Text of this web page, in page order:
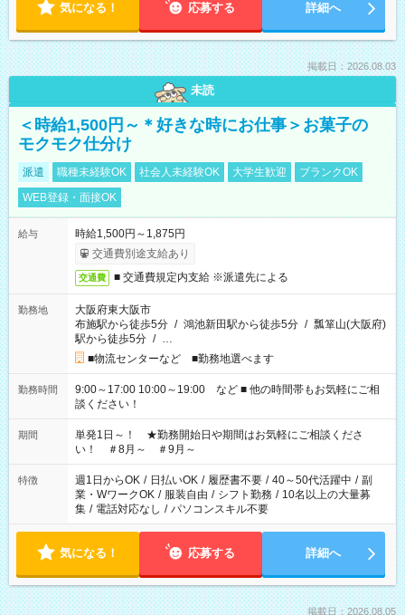
気になる！ 応募する 詳細へ
掲載日：2026.08.03
未読
＜時給1,500円～＊好きな時にお仕事＞お菓子の
モクモク仕分け
派遣 職種未経験OK 社会人未経験OK 大学生歓迎
ブランクOK
WEB登録・面接OK
給与
時給1,500円～1,875円
交通費別途支給あり
交通費 ■ 交通費規定内支給 ※派遣先による
勤務地
大阪府東大阪市
布施駅から徒歩5分 / 鴻池新田駅から徒歩5分 / 瓢箪山(大阪府)
駅から徒歩5分 / …
■物流センターなど ■勤務地選べます
勤務時間
9:00～17:00 10:00～19:00 など ■ 他の時間帯もお気軽にご相
談ください！
期間
単発1日～！ ★勤務開始日や期間はお気軽にご相談くださ
い！ ＃8月～ ＃9月～
特徴 週1日からOK / 日払いOK / 履歴書不要 / 40～50代活躍中 / 副
業・WワークOK / 服装自由 / シフト勤務 / 10名以上の大量募
集 / 電話対応なし / パソコンスキル不要
気になる！ 応募する 詳細へ
掲載日：2026.08.05